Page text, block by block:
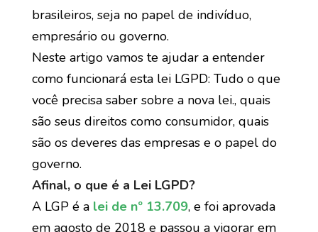
brasileiros, seja no papel de indivíduo,
empresário ou governo.
Neste artigo vamos te ajudar a entender
como funcionará esta lei LGPD: Tudo o que
você precisa saber sobre a nova lei., quais
são seus direitos como consumidor, quais
são os deveres das empresas e o papel do
governo.
Afinal, o que é a Lei LGPD?
A LGP é a lei de nº 13.709, e foi aprovada
em agosto de 2018 e passou a vigorar em